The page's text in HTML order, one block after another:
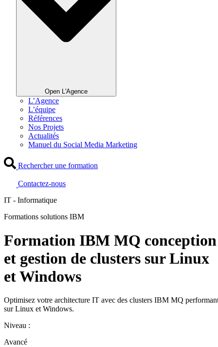
Open L'Agence
L’Agence
L’équipe
Références
Nos Projets
Actualités
Manuel du Social Media Marketing
Rechercher une formation
Contactez-nous
IT - Informatique
Formations solutions IBM
Formation IBM MQ conception
et gestion de clusters sur Linux
et Windows
Optimisez votre architecture IT avec des clusters IBM MQ
sur Linux et Windows.
Niveau :
Avancé